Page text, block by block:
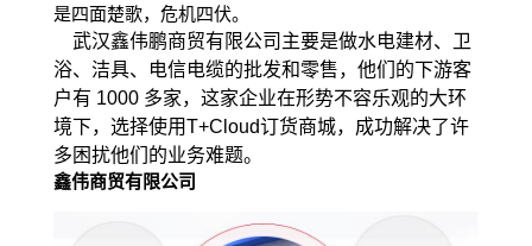
是四面楚歌，危机四伏。
武汉鑫伟鹏商贸有限公司主要是做水电建材、卫
浴、洁具、电信电缆的批发和零售，他们的下游客
户有 1000 多家，这家企业在形势不容乐观的大环
境下，选择使用T+Cloud订货商城，成功解决了许
多困扰他们的业务难题。
鑫伟商贸有限公司